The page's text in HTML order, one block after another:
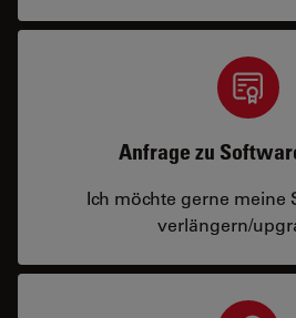
Anfrage zu
Ich möchte gerne meine
verlängern/